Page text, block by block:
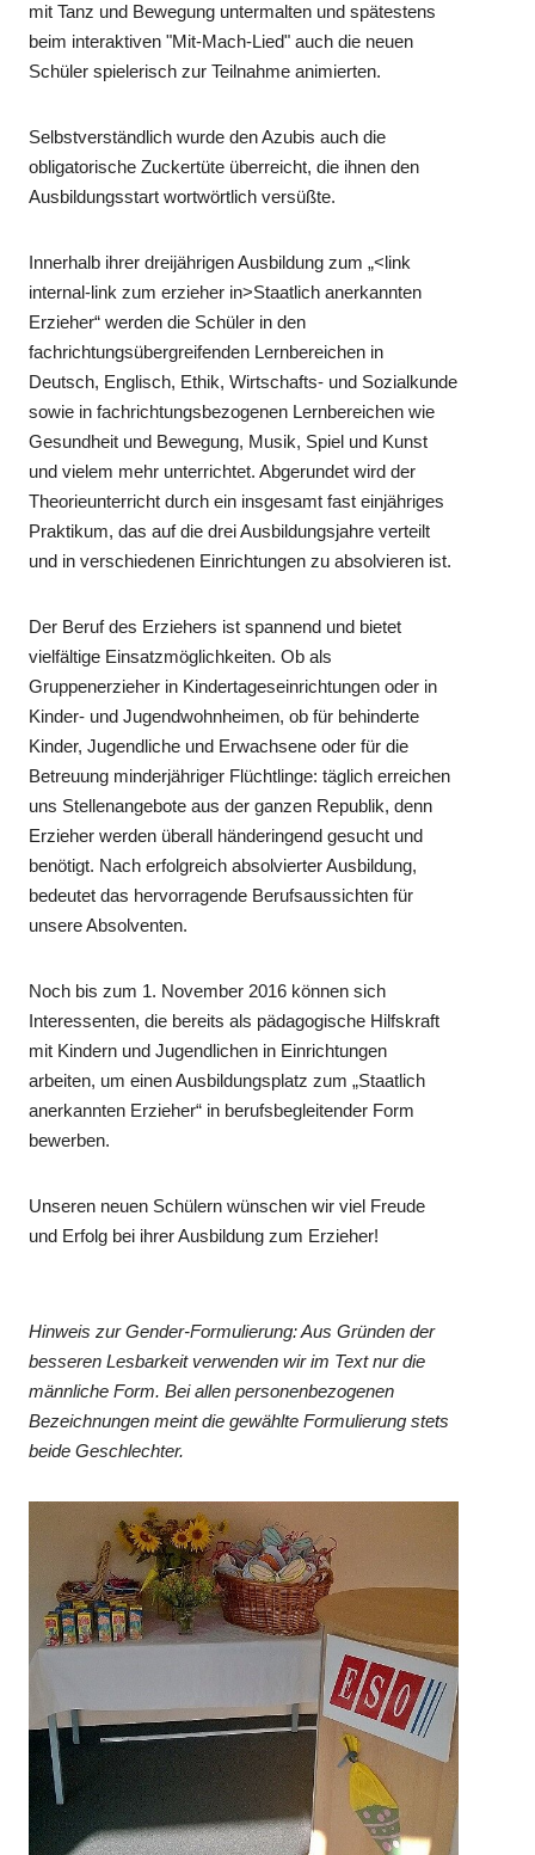
mit Tanz und Bewegung untermalten und spätestens
beim interaktiven "Mit-Mach-Lied" auch die neuen
Schüler spielerisch zur Teilnahme animierten.
Selbstverständlich wurde den Azubis auch die
obligatorische Zuckertüte überreicht, die ihnen den
Ausbildungsstart wortwörtlich versüßte.
Innerhalb ihrer dreijährigen Ausbildung zum „<link
internal-link zum erzieher in>Staatlich anerkannten
Erzieher“ werden die Schüler in den
fachrichtungsübergreifenden Lernbereichen in
Deutsch, Englisch, Ethik, Wirtschafts- und Sozialkunde
sowie in fachrichtungsbezogenen Lernbereichen wie
Gesundheit und Bewegung, Musik, Spiel und Kunst
und vielem mehr unterrichtet. Abgerundet wird der
Theorieunterricht durch ein insgesamt fast einjähriges
Praktikum, das auf die drei Ausbildungsjahre verteilt
und in verschiedenen Einrichtungen zu absolvieren ist.
Der Beruf des Erziehers ist spannend und bietet
vielfältige Einsatzmöglichkeiten. Ob als
Gruppenerzieher in Kindertageseinrichtungen oder in
Kinder- und Jugendwohnheimen, ob für behinderte
Kinder, Jugendliche und Erwachsene oder für die
Betreuung minderjähriger Flüchtlinge: täglich erreichen
uns Stellenangebote aus der ganzen Republik, denn
Erzieher werden überall händeringend gesucht und
benötigt. Nach erfolgreich absolvierter Ausbildung,
bedeutet das hervorragende Berufsaussichten für
unsere Absolventen.
Noch bis zum 1. November 2016 können sich
Interessenten, die bereits als pädagogische Hilfskraft
mit Kindern und Jugendlichen in Einrichtungen
arbeiten, um einen Ausbildungsplatz zum „Staatlich
anerkannten Erzieher“ in berufsbegleitender Form
bewerben.
Unseren neuen Schülern wünschen wir viel Freude
und Erfolg bei ihrer Ausbildung zum Erzieher!
Hinweis zur Gender-Formulierung: Aus Gründen der
besseren Lesbarkeit verwenden wir im Text nur die
männliche Form. Bei allen personenbezogenen
Bezeichnungen meint die gewählte Formulierung stets
beide Geschlechter.